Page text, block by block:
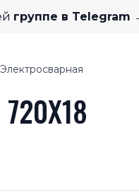
группе в Telegram